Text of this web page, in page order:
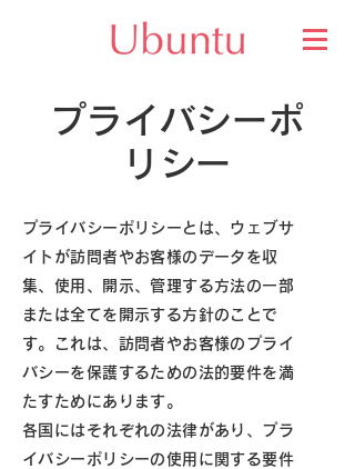
プライバシーポ
リシー
プライバシーポリシーとは、ウェブサ
イトが訪問者やお客様のデータを収
集、使用、開示、管理する方法の一部
または全てを開示する方針のことで
す。これは、訪問者やお客様のプライ
バシーを保護するための法的要件を満
たすためにあります。
各国にはそれぞれの法律があり、プラ
イバシーポリシーの使用に関する要件